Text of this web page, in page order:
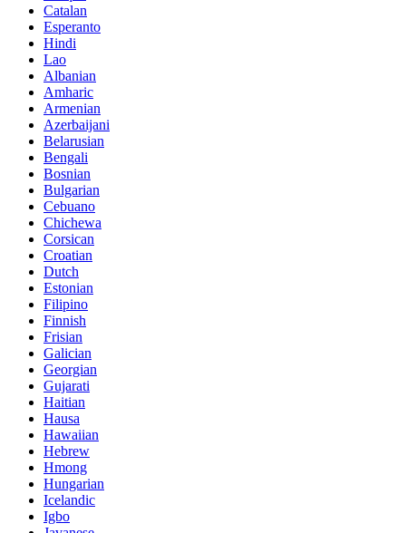
Catalan
Esperanto
Hindi
Lao
Albanian
Amharic
Armenian
Azerbaijani
Belarusian
Bengali
Bosnian
Bulgarian
Cebuano
Chichewa
Corsican
Croatian
Dutch
Estonian
Filipino
Finnish
Frisian
Galician
Georgian
Gujarati
Haitian
Hausa
Hawaiian
Hebrew
Hmong
Hungarian
Icelandic
Igbo